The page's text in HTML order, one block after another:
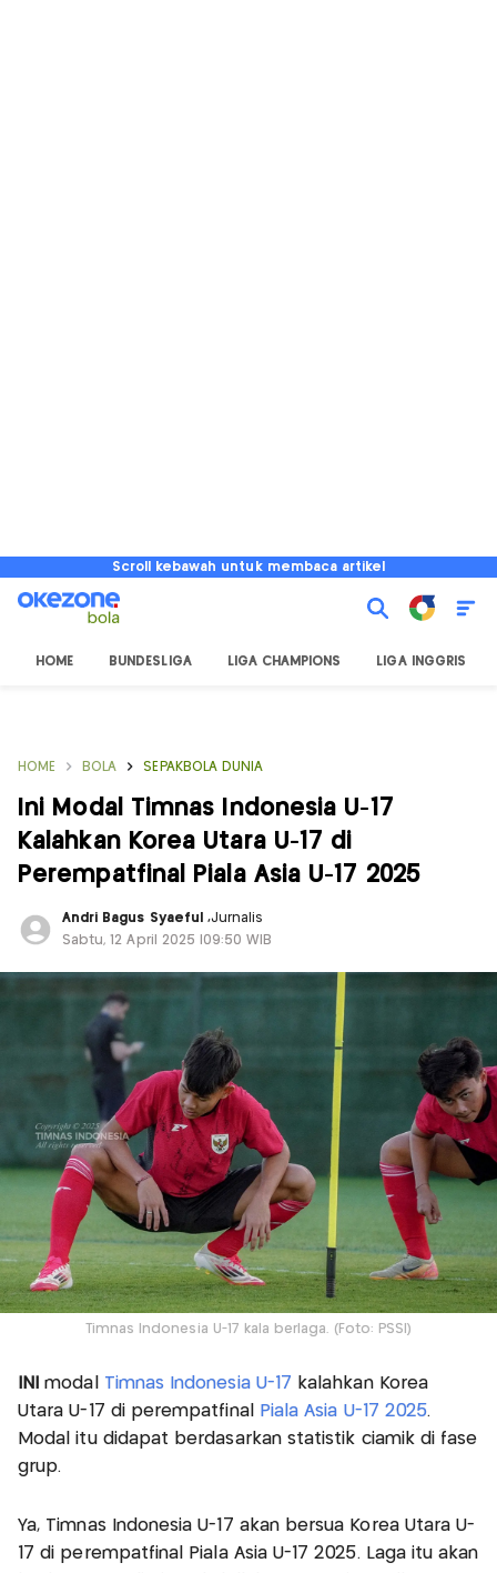
Scroll kebawah untuk membaca artikel
HOME BUNDESLIGA LIGA CHAMPIONS LIGA INGGRIS
HOME BOLA SEPAKBOLA DUNIA
Ini Modal Timnas Indonesia U-17
Kalahkan Korea Utara U-17 di
Perempatfinal Piala Asia U-17 2025
Andri Bagus Syaeful ,Jurnalis
Sabtu, 12 April 2025 |09:50 WIB
Timnas Indonesia U-17 kala berlaga. (Foto: PSSI)
INImodal Timnas Indonesia U-17 kalahkan Korea
Utara U-17 di perempatfinal
Piala Asia U-17 2025.
Modal itu didapat berdasarkan statistik ciamik di fase
grup.
Ya, Timnas Indonesia U-17 akan bersua Korea Utara U-
17 di perempatfinal Piala Asia U-17 2025. Laga itu akan